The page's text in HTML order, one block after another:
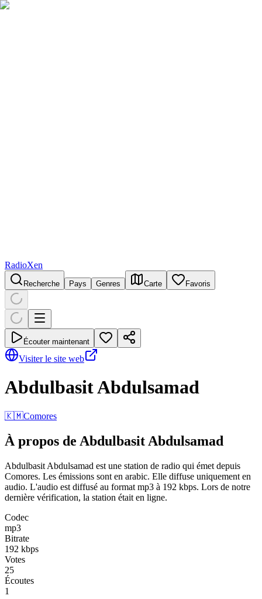
RadioXen
Recherche Pays Genres Carte Favoris
Écouter maintenant
Visiter le site web
Abdulbasit Abdulsamad
🇰🇲Comores
À propos de Abdulbasit Abdulsamad
Abdulbasit Abdulsamad est une station de radio qui émet depuis
Comores. Les émissions sont en arabic. Elle diffuse uniquement en
audio. L'audio est diffusé au format mp3 à 192 kbps. Lors de notre
dernière vérification, la station était en ligne.
Codec
mp3
Bitrate
192 kbps
Votes
25
Écoutes
1